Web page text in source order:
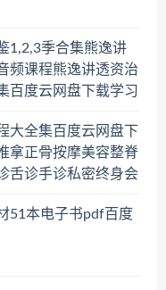
1,2,3季合集熊逸讲
频课程熊逸讲透资治
百度云网盘下载学习
大全集百度云网盘下
拿正骨按摩美容整脊
舌诊手诊私密终身会
51本电子书pdf百度